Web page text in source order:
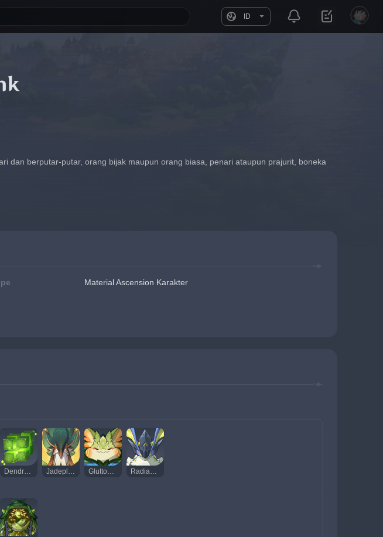
ID
dan berputar-putar, orang bijak maupun orang biasa, penari ataupun prajurit, boneka
Material Ascension Karakter
Dendro Hypostasis Jadeplume Terrorshroom Gluttonous Yumkasaurus Mountain King Radiant Moonfly